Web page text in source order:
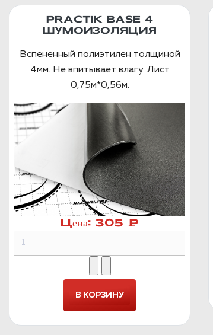
PRACTIK BASE 4
ШУМОИЗОЛЯЦИЯ
Вспененный полиэтилен толщиной
4мм. Не впитывает влагу. Лист
0,75м*0,56м.
Цена: 305 ₽